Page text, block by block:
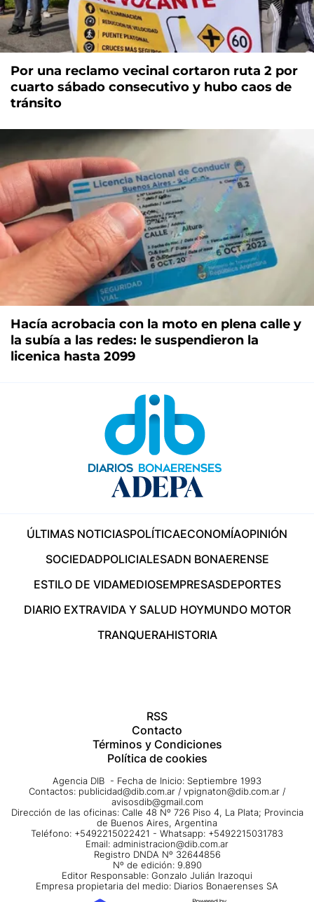
Por una reclamo vecinal cortaron ruta 2 por
cuarto sábado consecutivo y hubo caos de
tránsito
Hacía acrobacia con la moto en plena calle y
la subía a las redes: le suspendieron la
licenica hasta 2099
ÚLTIMAS NOTICIASPOLÍTICAECONOMÍAOPINIÓN
SOCIEDADPOLICIALESADN BONAERENSE
ESTILO DE VIDAMEDIOSEMPRESASDEPORTES
DIARIO EXTRAVIDA Y SALUD HOYMUNDO MOTOR
TRANQUERAHISTORIA
RSS
Contacto
Términos y Condiciones
Política de cookies
Agencia DIB - Fecha de Inicio: Septiembre 1993
Contactos: publicidad@dib.com.ar / vpignaton@dib.com.ar /
avisosdib@gmail.com
Dirección de las oficinas: Calle 48 Nº 726 Piso 4, La Plata; Provincia
de Buenos Aires, Argentina
Teléfono: +5492215022421 - Whatsapp: +5492215031783
Email: administracion@dib.com.ar
Registro DNDA Nº 32644856
Nº de edición: 9.890
Editor Responsable: Gonzalo Julián Irazoqui
Empresa propietaria del medio: Diarios Bonaerenses SA